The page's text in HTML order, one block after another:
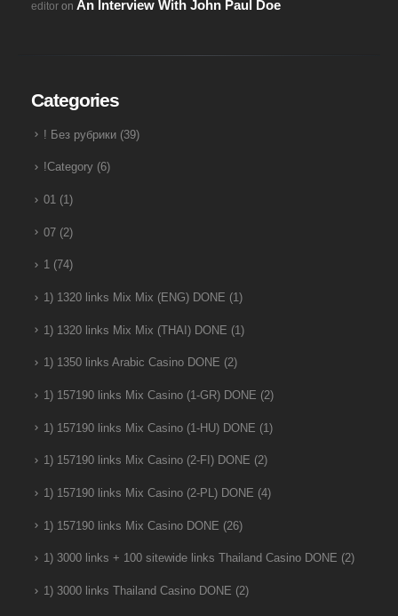
editoron An Interview With John Paul Doe
Categories
! Без рубрики(39)
!Category(6)
01(1)
07(2)
1(74)
1) 1320 links Mix Mix (ENG) DONE (1)
1) 1320 links Mix Mix (THAI) DONE (1)
1) 1350 links Arabic Casino DONE (2)
1) 157190 links Mix Casino (1-GR) DONE (2)
1) 157190 links Mix Casino (1-HU) DONE (1)
1) 157190 links Mix Casino (2-FI) DONE (2)
1) 157190 links Mix Casino (2-PL) DONE (4)
1) 157190 links Mix Casino DONE (26)
1) 3000 links + 100 sitewide links Thailand Casino DONE (2)
1) 3000 links Thailand Casino DONE (2)